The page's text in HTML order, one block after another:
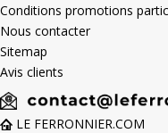
Conditions promotions
Nous contacter
Sitemap
Avis clients
LE FERRONNIER.COM